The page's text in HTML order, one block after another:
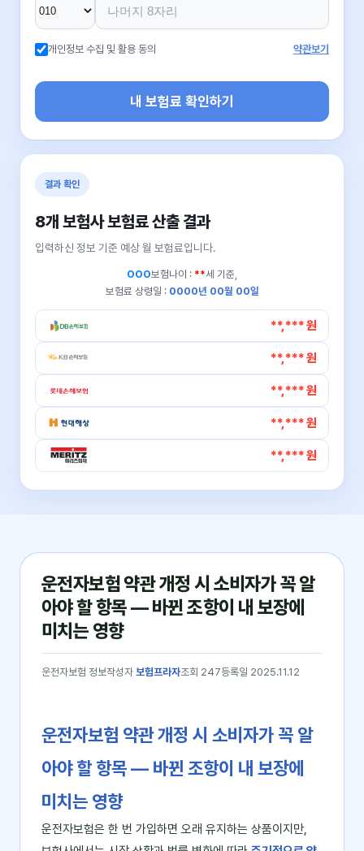
개인정보 수집 및 활용 동의 약관보기
내 보험료 확인하기
결과 확인
8개 보험사 보험료 산출 결과
입력하신 정보 기준 예상 월 보험료입니다.
OOO보험나이 : **세 기준,
보험료 상령일 : 0000년 00월 00일
**,*** 원
**,*** 원
**,*** 원
**,*** 원
**,*** 원
운전자보험 약관 개정 시 소비자가 꼭 알
아야 할 항목 — 바뀐 조항이 내 보장에
미치는 영향
운전자보험 정보작성자 보험프라자조회 247등록일 2025.11.12
운전자보험 약관 개정 시 소비자가 꼭 알
아야 할 항목 ― 바뀐 조항이 내 보장에
미치는 영향
운전자보험은 한 번 가입하면 오래 유지하는 상품이지만,